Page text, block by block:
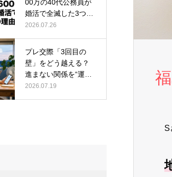
00万の40代公務員が
婚活で全滅した3つの
理由…
2026.07.26
プレ交際「3回目の
壁」をどう越える？
進まない関係を“運
命”に変える…
2026.07.19